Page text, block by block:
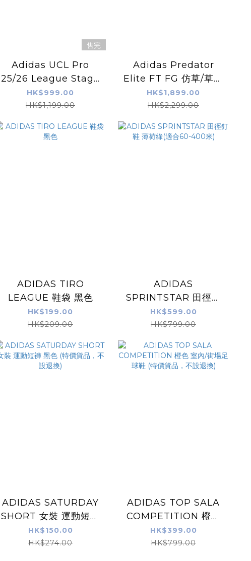
售完
Adidas UCL Pro
25/26 League Stage
Ball 歐聯 25/26 比賽
足球 (MATCH BALL) 5
HK$999.00
HK$1,199.00
Adidas Predator
Elite FT FG 仿草/草地
足球鞋 白藍色
HK$1,899.00
HK$2,299.00
ADIDAS TIRO
LEAGUE 鞋袋 黑色
HK$199.00
HK$209.00
ADIDAS
SPRINTSTAR 田徑釘
鞋 薄荷綠(適合60-400
米)
HK$599.00
HK$799.00
ADIDAS SATURDAY
SHORT 女裝 運動短褲
黑色 (特價貨品，不設退
換)
HK$150.00
HK$274.00
ADIDAS TOP SALA
COMPETITION 橙色
室內/街場足球鞋 (特價
貨品，不設退換)
HK$399.00
HK$799.00